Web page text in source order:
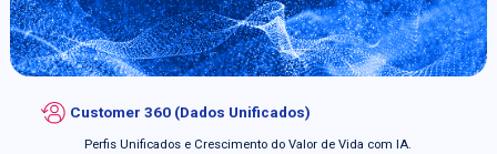
Customer 360 (Dados Unificados)
Perfis Unificados e Crescimento do Valor de Vida com IA.